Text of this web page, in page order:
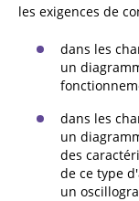
les exigences de
dans les
un
dans les
un
des
de ce type
un